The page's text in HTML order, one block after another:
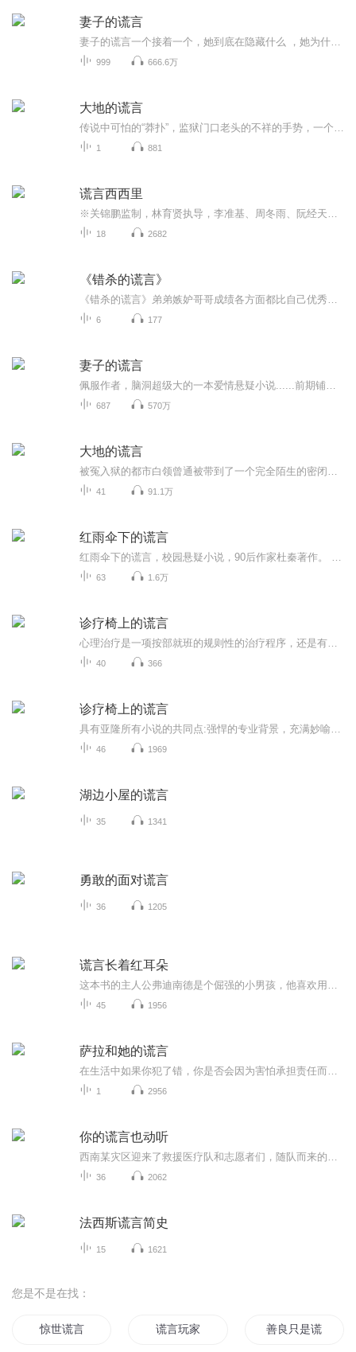
妻子的谎言
999 666.6万
大地的谎言
1 881
谎言西西里
18 2682
《错杀的谎言》
6 177
妻子的谎言
687 570万
大地的谎言
41 91.1万
红雨伞下的谎言
63 1.6万
诊疗椅上的谎言
40 366
诊疗椅上的谎言
46 1969
湖边小屋的谎言
35 1341
勇敢的面对谎言
36 1205
谎言长着红耳朵
45 1956
萨拉和她的谎言
1 2956
你的谎言也动听
36 2062
法西斯谎言简史
15 1621
您是不是在找：
惊世谎言 谎言玩家 善良只是谎言